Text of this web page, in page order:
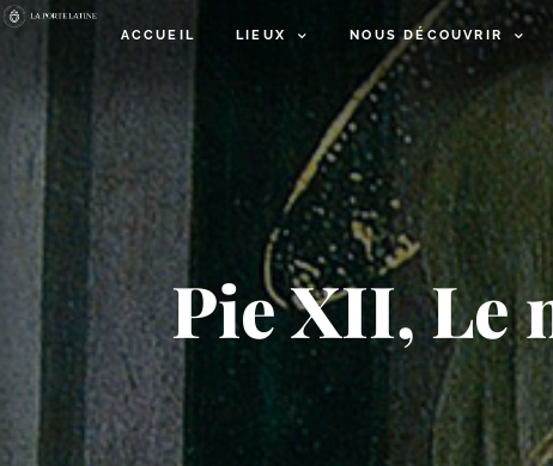
ACCUEIL LIEUX NOUS DÉCOUVRIR
Pie XII, Le